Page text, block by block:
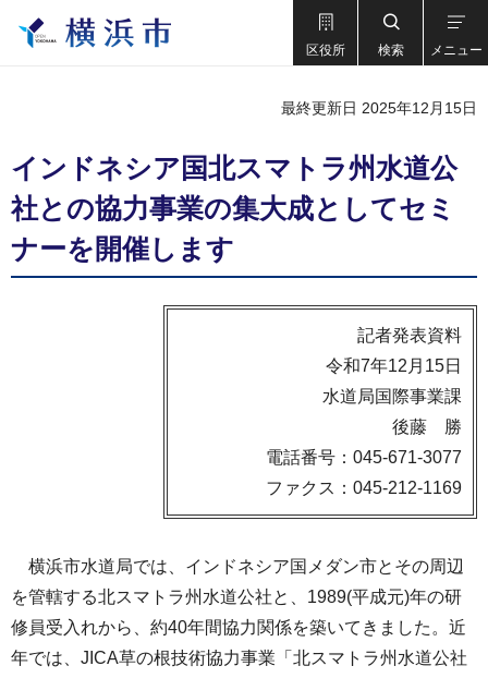
区役所 検索 メニュー
最終更新日 2025年12月15日
インドネシア国北スマトラ州水道公
社との協力事業の集大成としてセミ
ナーを開催します
記者発表資料
令和7年12月15日
水道局国際事業課
後藤 勝
電話番号：045-671-3077
ファクス：045-212-1169
横浜市水道局では、インドネシア国メダン市とその周辺
を管轄する北スマトラ州水道公社と、1989(平成元)年の研
修員受入れから、約40年間協力関係を築いてきました。近
年では、JICA草の根技術協力事業「北スマトラ州水道公社